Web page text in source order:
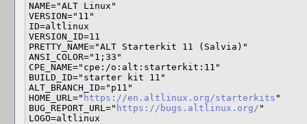
NAME="ALT Linux"
VERSION="11"
ID=altlinux
VERSION_ID=11
PRETTY_NAME="ALT Starterkit 11 (Salvia)"
ANSI_COLOR="1;33"
CPE_NAME="cpe:/o:alt:starterkit:11"
BUILD_ID="starter kit 11"
ALT_BRANCH_ID="p11"
HOME_URL=" https://en.altlinux.org/starterkits "
BUG_REPORT_URL=" https://bugs.altlinux.org/ "
LOGO=altlinux